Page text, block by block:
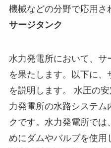
機械などの分野で応用さ
サージタンク
水力発電所において、サ
を果たします。以下に、
を説明します。 水圧の
力発電所の水路システム
クです。水力発電所では
めにダムやバルブを使用